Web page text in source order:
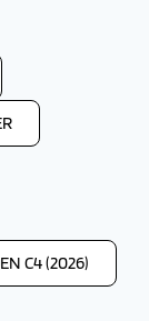
C4 (2026)